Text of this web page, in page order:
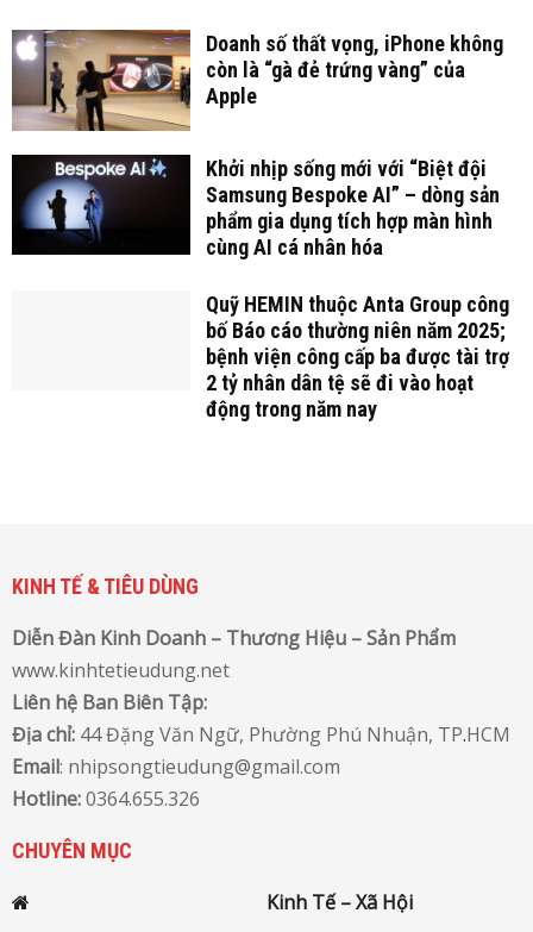
Doanh số thất vọng, iPhone không
còn là “gà đẻ trứng vàng” của
Apple
Khởi nhịp sống mới với “Biệt đội
Samsung Bespoke AI” – dòng sản
phẩm gia dụng tích hợp màn hình
cùng AI cá nhân hóa
Quỹ HEMIN thuộc Anta Group công
bố Báo cáo thường niên năm 2025;
bệnh viện công cấp ba được tài trợ
2 tỷ nhân dân tệ sẽ đi vào hoạt
động trong năm nay
KINH TẾ & TIÊU DÙNG
Diễn Đàn Kinh Doanh – Thương Hiệu – Sản Phẩm
www.kinhtetieudung.net
Liên hệ Ban Biên Tập:
Địa chỉ: 44 Đặng Văn Ngữ, Phường Phú Nhuận, TP.HCM
Email: nhipsongtieudung@gmail.com
Hotline:0364.655.326
CHUYÊN MỤC
Kinh Tế – Xã Hội